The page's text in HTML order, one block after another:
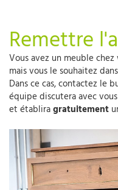
Remettre
Vous avez un meuble
mais vous le souhaitez
Dans ce cas, contactez le
équipe discutera avec
et établiragratuitement